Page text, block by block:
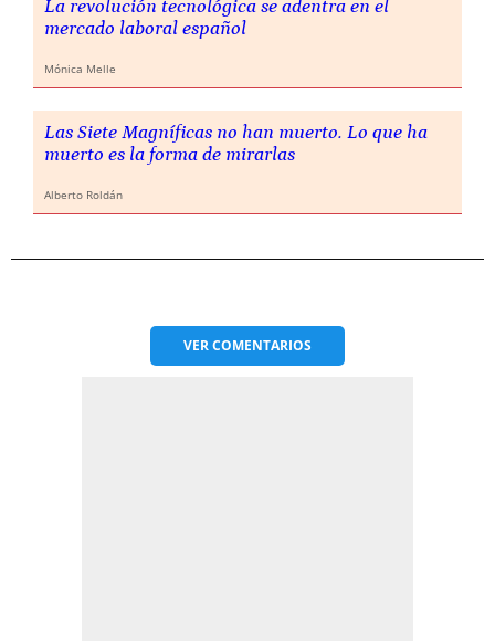
La revolución tecnológica se adentra en el
mercado laboral español
Mónica Melle
Las Siete Magníficas no han muerto. Lo que ha
muerto es la forma de mirarlas
Alberto Roldán
VERCOMENTARIOS